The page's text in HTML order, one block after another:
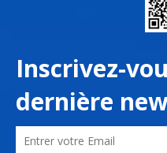
Inscrivez-
dernière